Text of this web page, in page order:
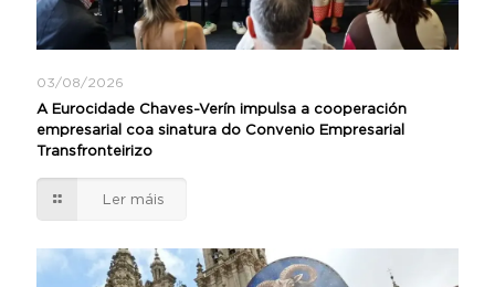
03/08/2026
A Eurocidade Chaves-Verín impulsa a cooperación
empresarial coa sinatura do Convenio Empresarial
Transfronteirizo
Ler máis